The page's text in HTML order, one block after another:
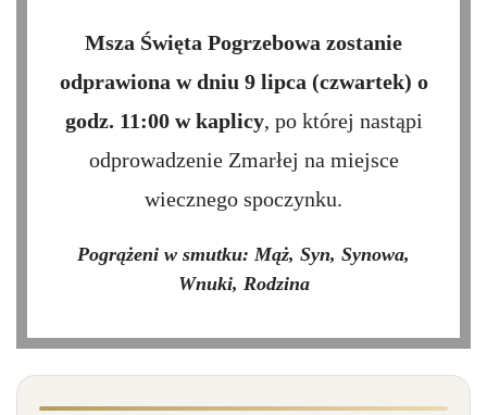
Msza Święta Pogrzebowa zostanie
odprawiona w dniu 9 lipca (czwartek) o
godz. 11:00w kaplicy, po której nastąpi
odprowadzenie Zmarłej na miejsce
wiecznego spoczynku.
Pogrążeni w smutku: Mąż, Syn, Synowa,
Wnuki, Rodzina